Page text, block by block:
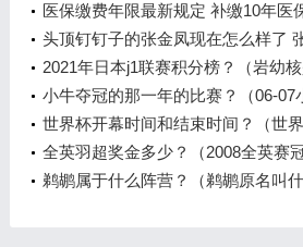
金量高？）
医保缴费年限最新规定 补缴10年医
头顶钉钉子的张金凤现在怎么样了
吗？
2021年日本j1联赛积分榜？（岩幼核
小牛夺冠的那一年的比赛？（06-07
世界杯开幕时间和结束时间？（世
是多少分钟？）
全英羽超奖金多少？（2008全英赛冠
鹈鹕属于什么阵营？（鹈鹕原名叫什